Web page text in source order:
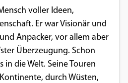
voller Ideen,
Er war Visionär und
Anpacker, vor allem aber
Überzeugung. Schon
in die Welt. Seine Touren
durch Wüsten,
die ausgewählten
des Benutzers